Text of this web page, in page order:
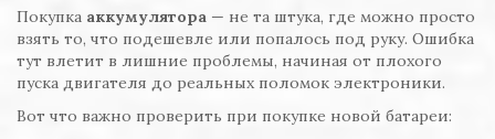
Покупка аккумулятора — не та штука, где можно просто
взять то, что подешевле или попалось под руку. Ошибка
тут влетит в лишние проблемы, начиная от плохого
пуска двигателя до реальных поломок электроники.
Вот что важно проверить при покупке новой батареи: